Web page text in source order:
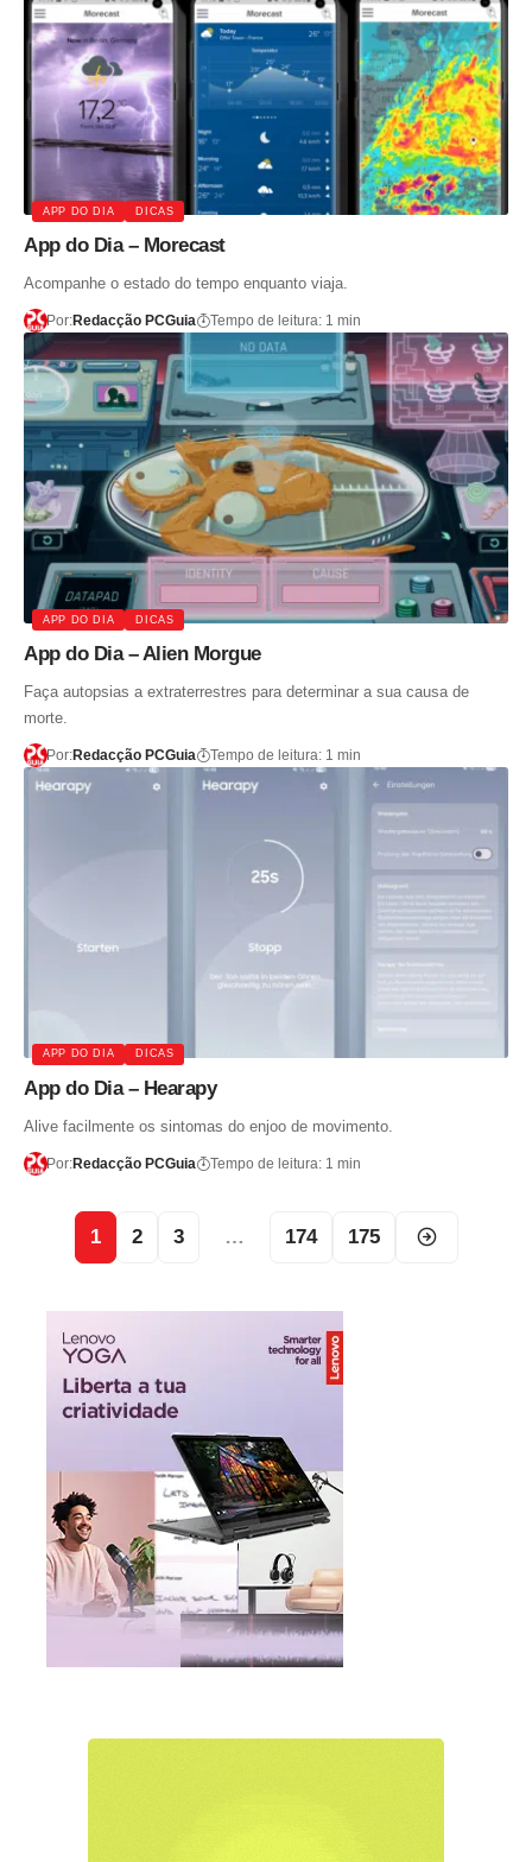
APP DO DIA DICAS
App do Dia – Morecast
Acompanhe o estado do tempo enquanto viaja.
Por:Redacção PCGuia Tempo de leitura: 1 min
APP DO DIA DICAS
App do Dia – Alien Morgue
Faça autopsias a extraterrestres para determinar a sua causa de
morte.
Por:Redacção PCGuia Tempo de leitura: 1 min
APP DO DIA DICAS
App do Dia – Hearapy
Alive facilmente os sintomas do enjoo de movimento.
Por:Redacção PCGuia Tempo de leitura: 1 min
1 2 3 … 174 175